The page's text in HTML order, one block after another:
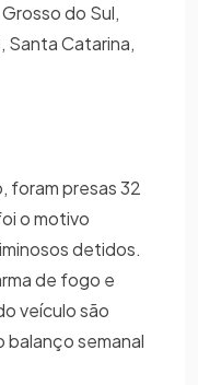
do Sul,
Santa Catarina,
foram presas 32
o motivo
detidos.
de fogo e
veículo são
semanal